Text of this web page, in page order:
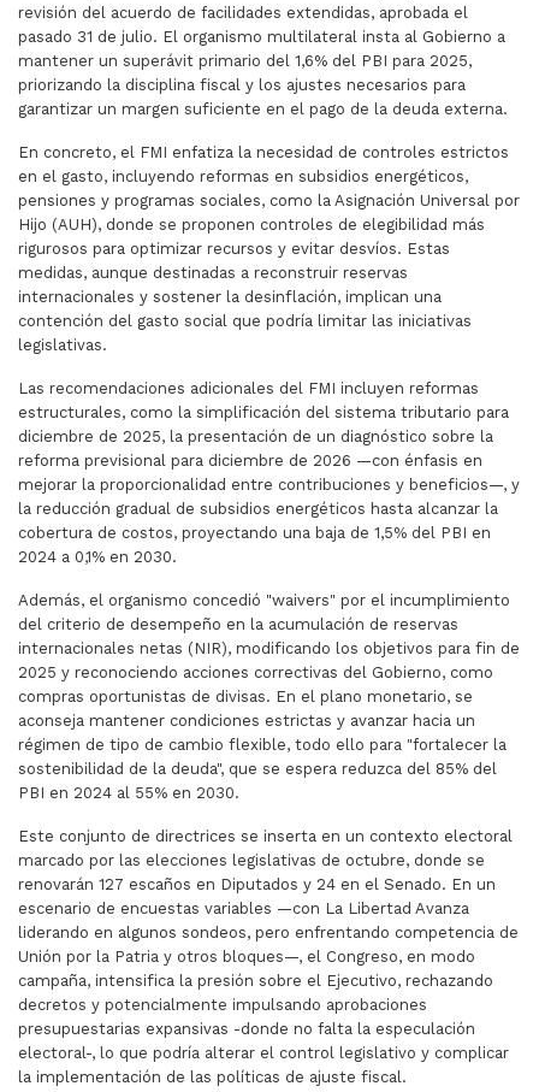
revisión del acuerdo de facilidades extendidas, aprobada el
pasado 31 de julio. El organismo multilateral insta al Gobierno a
mantener un superávit primario del 1,6% del PBI para 2025,
priorizando la disciplina fiscal y los ajustes necesarios para
garantizar un margen suficiente en el pago de la deuda externa.
En concreto, el FMI enfatiza la necesidad de controles estrictos
en el gasto, incluyendo reformas en subsidios energéticos,
pensiones y programas sociales, como la Asignación Universal por
Hijo (AUH), donde se proponen controles de elegibilidad más
rigurosos para optimizar recursos y evitar desvíos. Estas
medidas, aunque destinadas a reconstruir reservas
internacionales y sostener la desinflación, implican una
contención del gasto social que podría limitar las iniciativas
legislativas.
Las recomendaciones adicionales del FMI incluyen reformas
estructurales, como la simplificación del sistema tributario para
diciembre de 2025, la presentación de un diagnóstico sobre la
reforma previsional para diciembre de 2026 —con énfasis en
mejorar la proporcionalidad entre contribuciones y beneficios—, y
la reducción gradual de subsidios energéticos hasta alcanzar la
cobertura de costos, proyectando una baja de 1,5% del PBI en
2024 a 0,1% en 2030.
Además, el organismo concedió "waivers" por el incumplimiento
del criterio de desempeño en la acumulación de reservas
internacionales netas (NIR), modificando los objetivos para fin de
2025 y reconociendo acciones correctivas del Gobierno, como
compras oportunistas de divisas. En el plano monetario, se
aconseja mantener condiciones estrictas y avanzar hacia un
régimen de tipo de cambio flexible, todo ello para "fortalecer la
sostenibilidad de la deuda", que se espera reduzca del 85% del
PBI en 2024 al 55% en 2030.
Este conjunto de directrices se inserta en un contexto electoral
marcado por las elecciones legislativas de octubre, donde se
renovarán 127 escaños en Diputados y 24 en el Senado. En un
escenario de encuestas variables —con La Libertad Avanza
liderando en algunos sondeos, pero enfrentando competencia de
Unión por la Patria y otros bloques—, el Congreso, en modo
campaña, intensifica la presión sobre el Ejecutivo, rechazando
decretos y potencialmente impulsando aprobaciones
presupuestarias expansivas -donde no falta la especulación
electoral-, lo que podría alterar el control legislativo y complicar
la implementación de las políticas de ajuste fiscal.